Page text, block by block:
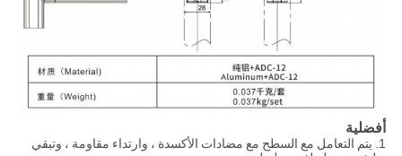
أفضلية
1. يتم التعامل مع السطح مع مضادات الأكسدة ، وارتداء مقاومة ، وتبقي